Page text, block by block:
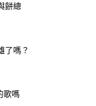
餅總
了嗎？
歌嗎